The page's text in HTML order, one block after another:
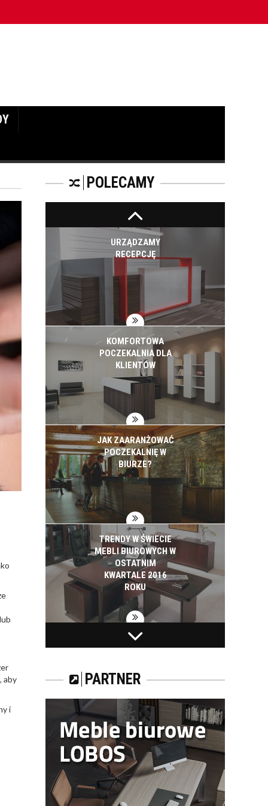
aby
i
POLECAMY
URZĄDZAMY
RECEPCJĘ
KOMFORTOWA
POCZEKALNIA DLA
KLIENTÓW
JAK ZAARANŻOWAĆ
POCZEKALNIĘ W
BIURZE?
TRENDY W ŚWIECIE
MEBLI BIUROWYCH W
OSTATNIM
KWARTALE 2016
ROKU
TRENDY NA RYNKU
MEBLI BIUROWYCH.
URZĄDZAMY
RECEPCJĘ
PARTNER